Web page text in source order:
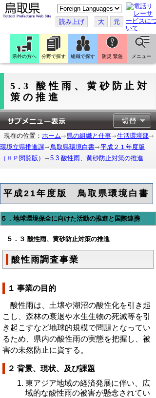
こ
の
ペ
ー
ジ
翻
訳
す
読み上げ 大 元
県外の方へ 分野で探す 組織で探す 防災 緊急 メニュー
5.3 酸性雨、黄砂防止対
策の推進
現在の位置： ホーム 県の組織と仕事
生活環境部
環境立県推進課
鳥取県環境白書
平成２１年度版
（ＨＰ閲覧版）
5.3 酸性雨、黄砂防止対策の推進
平成21年度版 鳥取県環境白書
５．地球環境保全に向けた活動の推進と国際連携
５．３ 酸性雨、黄砂防止対策の推進
酸性雨調査事業
１ 事業の目的
酸性雨は、土壌や湖沼の酸性化を引き起
こし、森林の衰退や水生生物の死滅等を引
き起こすなど地球的規模で問題となってい
るため、県内の酸性雨の実態を把握し、被
害の未然防止に資する。
２ 背景、現状、及び課題
東アジア地域の経済発展に伴い、広
域的な酸性雨の被害が懸念されてい